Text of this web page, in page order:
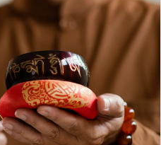
(11–17 августа):
смелости и
Иногда стоит
вас на вершину успеха.
надуманных проблем:
тепло между
Руслана
высотам —
в своих талантах.